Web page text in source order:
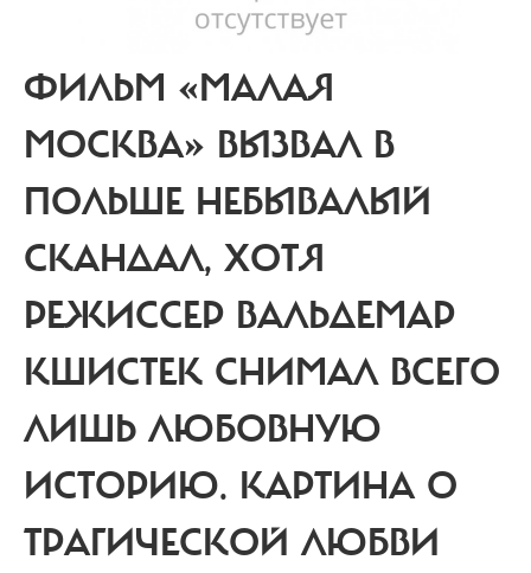
ФИЛЬМ «МАЛАЯ
МОСКВА» ВЫЗВАЛ В
ПОЛЬШЕ НЕБЫВАЛЫЙ
СКАНДАЛ, ХОТЯ
РЕЖИССЕР ВАЛЬДЕМАР
КШИСТЕК СНИМАЛ ВСЕГО
ЛИШЬ ЛЮБОВНУЮ
ИСТОРИЮ. КАРТИНА О
ТРАГИЧЕСКОЙ ЛЮБВИ